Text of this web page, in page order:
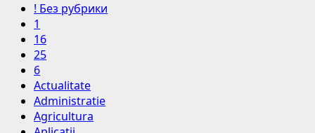
! Без рубрики
1
16
25
6
Actualitate
Administratie
Agricultura